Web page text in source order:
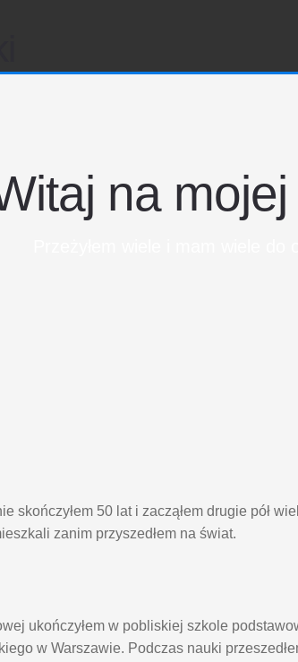
na
skończyłem 50 lat i zacząłem drugie pół
zanim przyszedłem na świat.
ukończyłem w pobliskiej szkole
w Warszawie. Podczas nauki